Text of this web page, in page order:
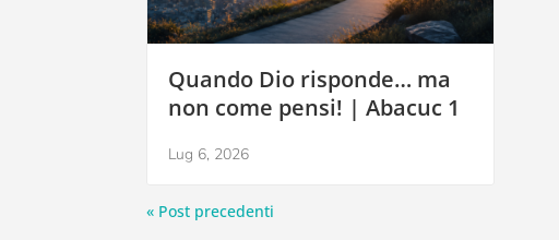
Quando Dio risponde… ma
non come pensi! | Abacuc 1
Lug 6, 2026
« Post precedenti